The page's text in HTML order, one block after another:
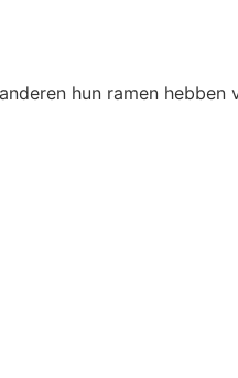
hun ramen hebben